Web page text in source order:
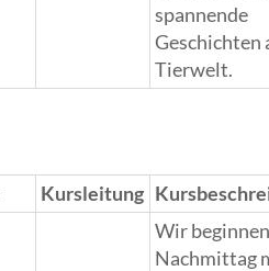
spannende
Geschichten
Tierwelt.
Kursleitung
Wir
Nachmittag